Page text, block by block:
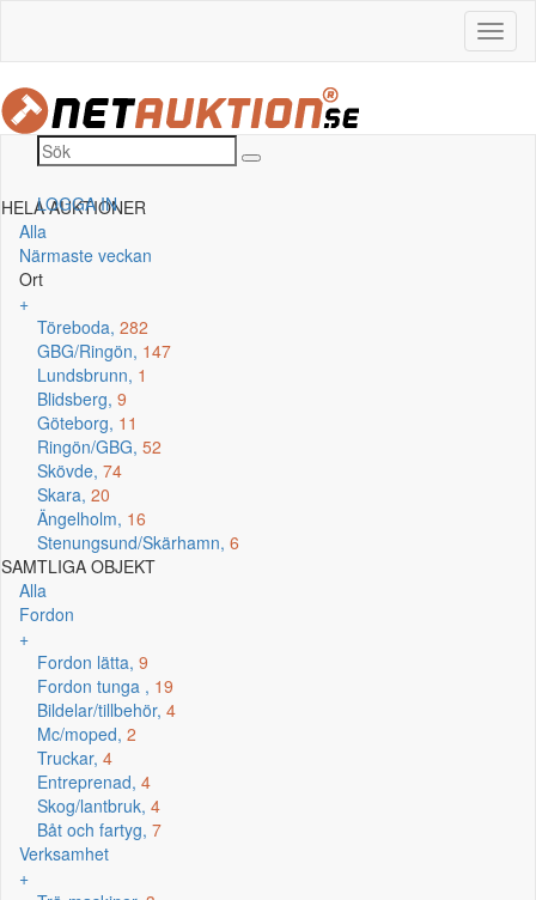
LOGGA IN
HELA AUKTIONER
Alla
Närmaste veckan
Ort
+
Töreboda, 282
GBG/Ringön, 147
Lundsbrunn, 1
Blidsberg, 9
Göteborg, 11
Ringön/GBG, 52
Skövde, 74
Skara, 20
Ängelholm, 16
Stenungsund/Skärhamn, 6
SAMTLIGA OBJEKT
Alla
Fordon
+
Fordon lätta, 9
Fordon tunga , 19
Bildelar/tillbehör, 4
Mc/moped, 2
Truckar, 4
Entreprenad, 4
Skog/lantbruk, 4
Båt och fartyg, 7
Verksamhet
+